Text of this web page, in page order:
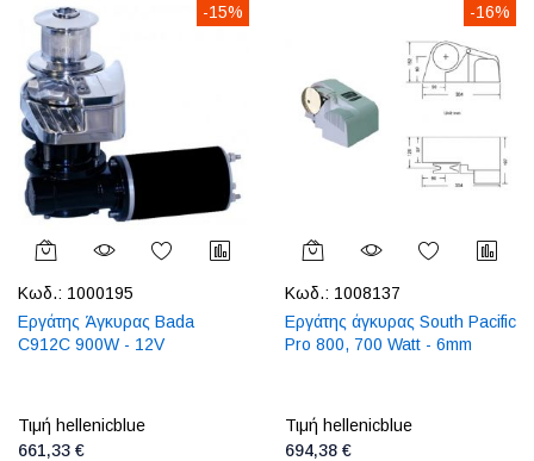
-15%
Κωδ.: 1000195
Εργάτης Άγκυρας Bada
C912C 900W - 12V
Τιμή hellenicblue
661,33 €
-16%
Κωδ.: 1008137
Εργάτης άγκυρας South Pacific
Pro 800, 700 Watt - 6mm
Τιμή hellenicblue
694,38 €